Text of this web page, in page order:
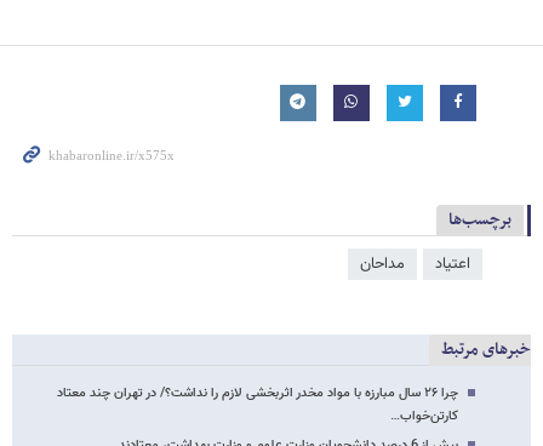
برچسب‌ها
اعتیاد مداحان
خبرهای مرتبط
چرا ۲۶ سال مبارزه با مواد مخدر اثربخشی لازم را نداشت؟/ در تهران چند معتاد
کارتن‌خواب…